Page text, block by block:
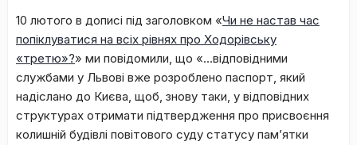
10 лютого в дописі під заголовком «Чи не настав час
попіклуватися на всіх рівнях про Ходорівську
«третю»?» ми повідомили, що «…відповідними
службами у Львові вже розроблено паспорт, який
надіслано до Києва, щоб, знову таки, у відповідних
структурах отримати підтвердження про присвоєння
колишній будівлі повітового суду статусу пам’ятки